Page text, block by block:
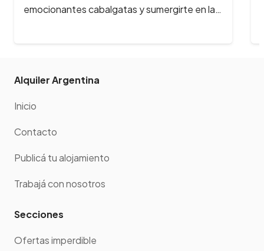
cristalinos y bosques milenarios? En Bariloche,
Alquiler Argentina
Inicio
Contacto
Publicá tu alojamiento
Trabajá con nosotros
Secciones
Ofertas imperdible